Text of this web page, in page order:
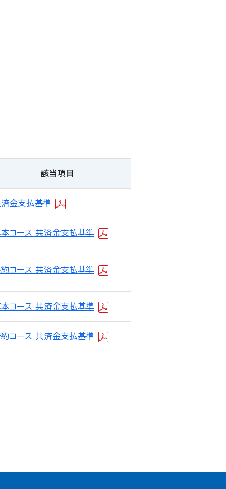
該当項目
金支払基準
コース 共済金支払基準
コース 共済金支払基準
コース 共済金支払基準
コース 共済金支払基準